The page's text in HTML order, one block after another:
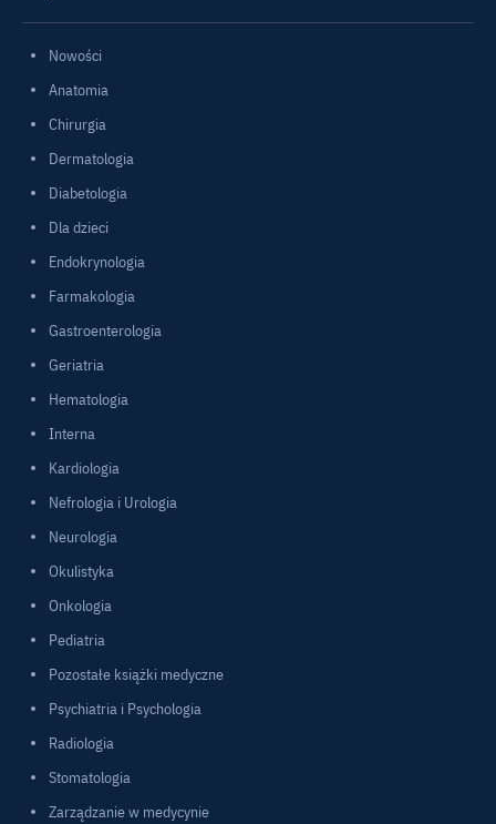
Nowości
Anatomia
Chirurgia
Dermatologia
Diabetologia
Dla dzieci
Endokrynologia
Farmakologia
Gastroenterologia
Geriatria
Hematologia
Interna
Kardiologia
Nefrologia i Urologia
Neurologia
Okulistyka
Onkologia
Pediatria
Pozostałe książki medyczne
Psychiatria i Psychologia
Radiologia
Stomatologia
Zarządzanie w medycynie